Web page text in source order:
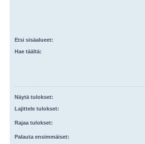
Etsi sisäalueet:
Hae täältä:
Näytä tulokset:
Lajittele tulokset:
Rajaa tulokset:
Palauta ensimmäiset: